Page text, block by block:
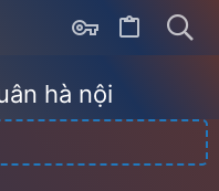
hà nội